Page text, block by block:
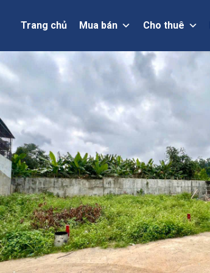
Trang chủ Mua bán Cho thuê